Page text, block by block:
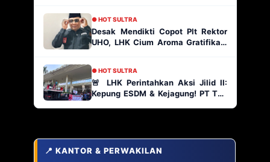
● HOT SULTRA
Desak Mendikti Copot Plt Rektor
UHO, LHK Cium Aroma Gratifikasi
● HOT SULTRA
🚨 LHK Perintahkan Aksi Jilid II:
Kepung ESDM & Kejagung! PT TJA
📍 KANTOR & PERWAKILAN